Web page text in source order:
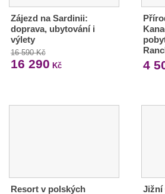
Zájezd na Sardinii:
doprava, ubytování i
výlety
16 590 Kč
16 290 Kč 4
Resort v polských
Jižní